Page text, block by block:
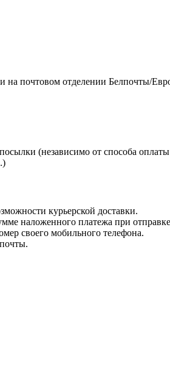
на почтовом отделении Белпочты/
(независимо от способа
курьерской доставки.
наложенного платежа при
своего мобильного телефона.